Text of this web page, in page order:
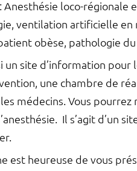
Anesthésie loco-
ventilation artificielle en
obèse, pathologie
un site d’information
une chambre de
médecins. Vous
Il s’agit d’un
est heureuse de vous